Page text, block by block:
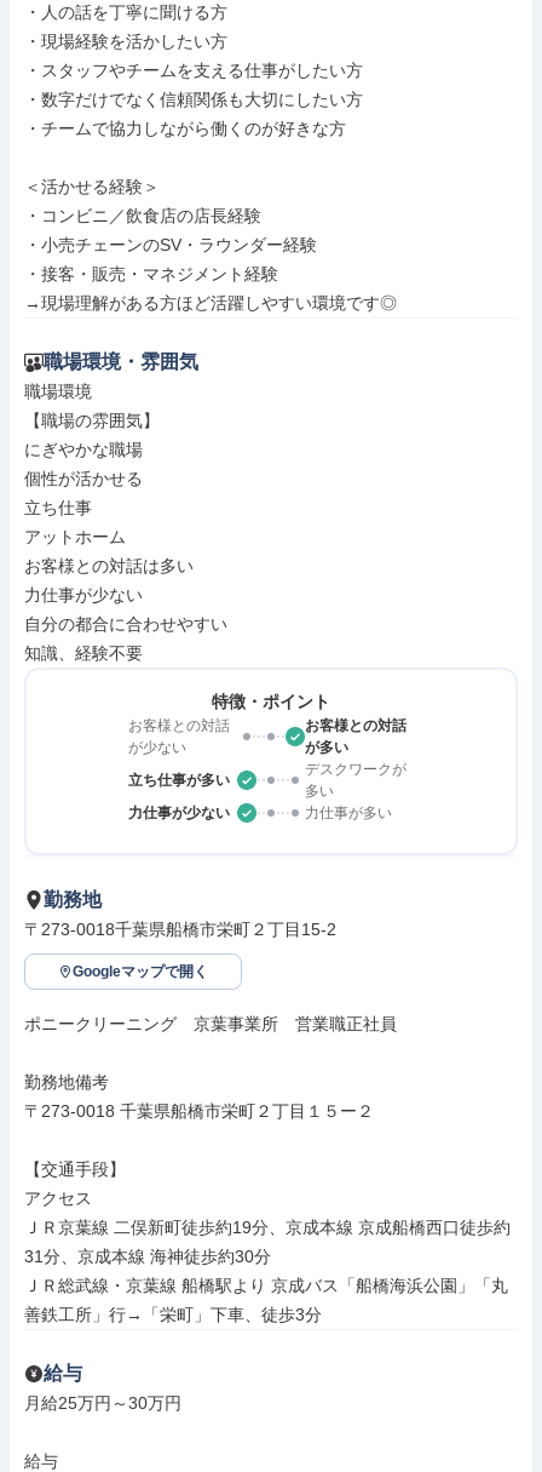
・人の話を丁寧に聞ける方
・現場経験を活かしたい方
・スタッフやチームを支える仕事がしたい方
・数字だけでなく信頼関係も大切にしたい方
・チームで協力しながら働くのが好きな方
＜活かせる経験＞
・コンビニ／飲食店の店長経験
・小売チェーンのSV・ラウンダー経験
・接客・販売・マネジメント経験
→現場理解がある方ほど活躍しやすい環境です◎
職場環境・雰囲気
職場環境
【職場の雰囲気】
にぎやかな職場
個性が活かせる
立ち仕事
アットホーム
お客様との対話は多い
力仕事が少ない
自分の都合に合わせやすい
知識、経験不要
特徴・ポイント
お客様との対話
が少ない
お客様との対話
が多い
立ち仕事が多い
デスクワークが
多い
力仕事が少ない
力仕事が多い
勤務地
〒273-0018千葉県船橋市栄町２丁目15-2
Googleマップで開く
ポニークリーニング　京葉事業所　営業職正社員
勤務地備考
〒273-0018 千葉県船橋市栄町２丁目１５ー２
【交通手段】
アクセス
ＪＲ京葉線 二俣新町徒歩約19分、京成本線 京成船橋西口徒歩約
31分、京成本線 海神徒歩約30分
ＪＲ総武線・京葉線 船橋駅より 京成バス「船橋海浜公園」「丸
善鉄工所」行→「栄町」下車、徒歩3分
給与
月給25万円～30万円
給与